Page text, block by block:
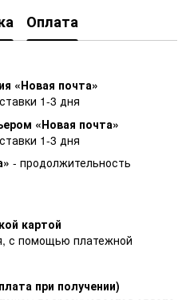
Оплата
«Новая почта»
1-3 дня
«Новая почта»
1-3 дня
- продолжительность
картой
с помощью платежной
при получении)